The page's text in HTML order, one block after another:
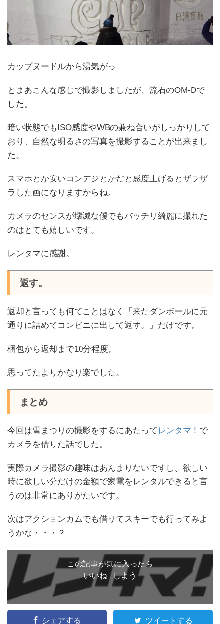
カップヌードルから湯気がっ
とまあこんな感じで撮影しましたが、流石のOM-Dで
した。
暗い状態でもISO感度やWBの兼ね合いがしっかりして
おり、自然な明るさの写真を撮影することが出来まし
た。
スマホとか安いコンデジとかだと感度上げるとザラザ
ラした画になりますからね。
カメラのセンスが壊滅な僕でもバッチリ綺麗に撮れた
のはとても嬉しいです。
レンタマに感謝。
返す。
返却と言っても何てことはなく「来たダンボールに元
通りに詰めてコンビニに出して返す。」だけです。
梱包から返却まで10分程度。
思ってたよりかなり楽でした。
まとめ
今回は雪まつりの撮影をするにあたって レンタマ！ で
カメラを借りた話でした。
実際カメラ撮影の趣味はあんまりないですし、欲しい
時に欲しい分だけの金額で家電をレンタルできると言
うのは非常にありがたいです。
次はアクションカムでも借りてスキーでも行ってみよ
うかな・・・？
この記事が気に入ったら
いいね ! しよう
シェアする ツイートする